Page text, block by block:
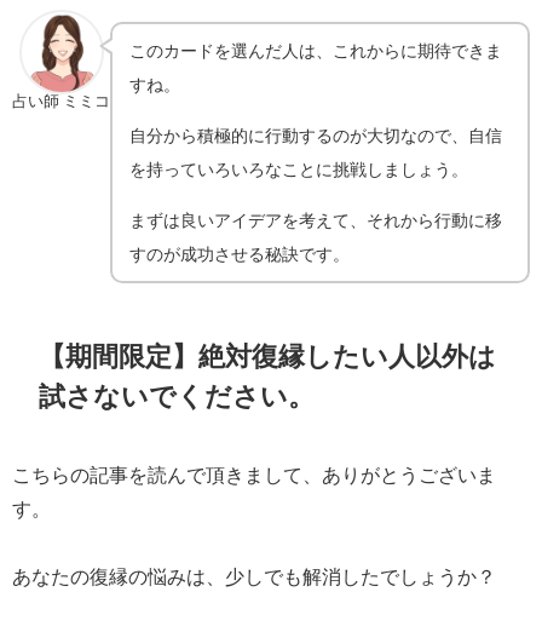
占い師 ミミコ
このカードを選んだ人は、これからに期待できま
すね。
自分から積極的に行動するのが大切なので、自信
を持っていろいろなことに挑戦しましょう。
まずは良いアイデアを考えて、それから行動に移
すのが成功させる秘訣です。
【期間限定】絶対復縁したい人以外は
試さないでください。
こちらの記事を読んで頂きまして、ありがとうございま
す。
あなたの復縁の悩みは、少しでも解消したでしょうか？